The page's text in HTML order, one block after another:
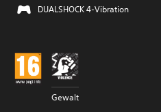
DUALSHOCK 4-Vibration
Gewalt